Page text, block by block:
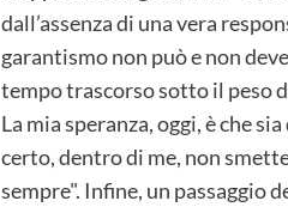
dall’assenza di una vera
garantismo non può e non
tempo trascorso sotto il peso
La mia speranza, oggi, è che
certo, dentro di me, non
sempre". Infine, un passaggio